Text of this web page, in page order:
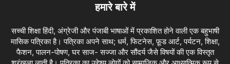
हमारे बारे में
सच्ची शिक्षा हिंदी, अंग्रेजी और पंजाबी भाषाओं में प्रकाशित होने वाली एक बहुभाषी
मासिक पत्रिका है। पत्रिका अपने साथ; धर्म, फिटनेस, फ़ूड आर्ट, पर्यटन, शिक्षा,
फैशन, पालन-पोषण, घर साज- सज्जा और सौंदर्य जैसे विषयों की एक विस्तृत